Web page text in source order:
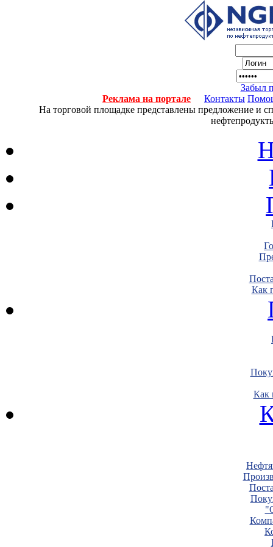
Забыл
Реклама на портале
Контакты
На торговой площадке представлены предложение и
Как
Как